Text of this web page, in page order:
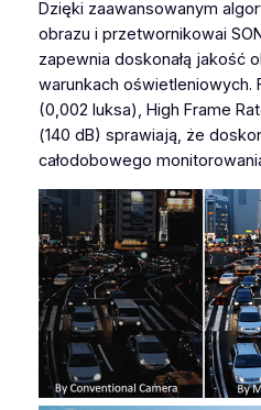
Dzięki zaawansowanym
obrazu i przetwornikowai
zapewnia doskonałą jakość
warunkach oświetleniowych.
(0,002 luksa), High Frame
(140 dB) sprawiają, że
całodobowego